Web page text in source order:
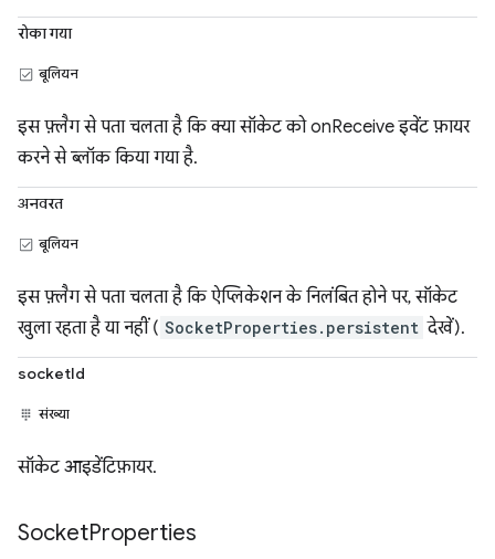
रोका गया
बूलियन
इस फ़्लैग से पता चलता है कि क्या सॉकेट को onReceive इवेंट फ़ायर
करने से ब्लॉक किया गया है.
अनवरत
बूलियन
इस फ़्लैग से पता चलता है कि ऐप्लिकेशन के निलंबित होने पर, सॉकेट
खुला रहता है या नहीं ( SocketProperties.persistent देखें).
socketId
संख्या
सॉकेट आइडेंटिफ़ायर.
SocketProperties